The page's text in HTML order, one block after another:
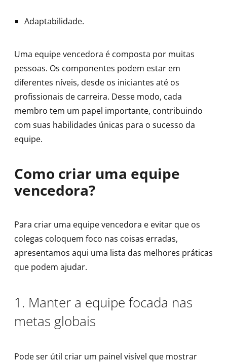
Adaptabilidade.
Uma equipe vencedora é composta por muitas
pessoas. Os componentes podem estar em
diferentes níveis, desde os iniciantes até os
profissionais de carreira. Desse modo, cada
membro tem um papel importante, contribuindo
com suas habilidades únicas para o sucesso da
equipe.
Como criar uma equipe
vencedora?
Para criar uma equipe vencedora e evitar que os
colegas coloquem foco nas coisas erradas,
apresentamos aqui uma lista das melhores práticas
que podem ajudar.
1. Manter a equipe focada nas
metas globais
Pode ser útil criar um painel visível que mostrar